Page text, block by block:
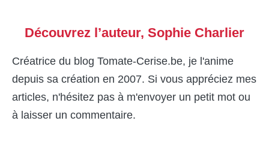
Découvrez l’auteur, Sophie Charlier
Créatrice du blog Tomate-Cerise.be, je l'anime
depuis sa création en 2007. Si vous appréciez mes
articles, n'hésitez pas à m'envoyer un petit mot ou
à laisser un commentaire.